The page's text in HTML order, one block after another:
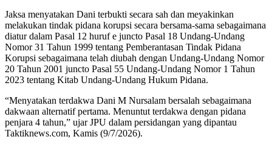
Jaksa menyatakan Dani terbukti secara sah dan meyakinkan
melakukan tindak pidana korupsi secara bersama-sama sebagaimana
diatur dalam Pasal 12 huruf e juncto Pasal 18 Undang-Undang
Nomor 31 Tahun 1999 tentang Pemberantasan Tindak Pidana
Korupsi sebagaimana telah diubah dengan Undang-Undang Nomor
20 Tahun 2001 juncto Pasal 55 Undang-Undang Nomor 1 Tahun
2023 tentang Kitab Undang-Undang Hukum Pidana.
“Menyatakan terdakwa Dani M Nursalam bersalah sebagaimana
dakwaan alternatif pertama. Menuntut terdakwa dengan pidana
penjara 4 tahun,” ujar JPU dalam persidangan yang dipantau
Taktiknews.com, Kamis (9/7/2026).